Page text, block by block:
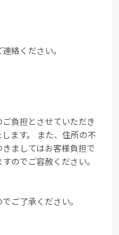
絡ください。
負担とさせていただき
ます。 また、住所の不
ましてはお客様負担で
のでご容赦ください。
ご了承ください。